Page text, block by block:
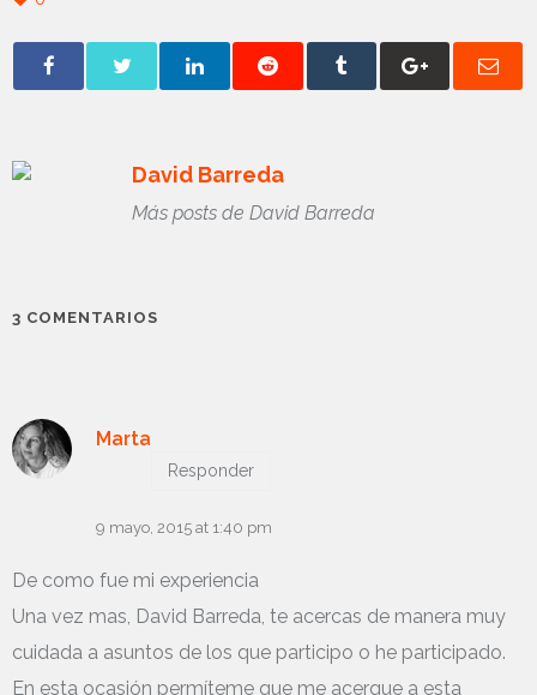
David Barreda
Más posts de David Barreda
3 COMENTARIOS
Marta
Responder
9 mayo, 2015 at 1:40 pm
De como fue mi experiencia
Una vez mas, David Barreda, te acercas de manera muy
cuidada a asuntos de los que participo o he participado.
En esta ocasión permíteme que me acerque a esta